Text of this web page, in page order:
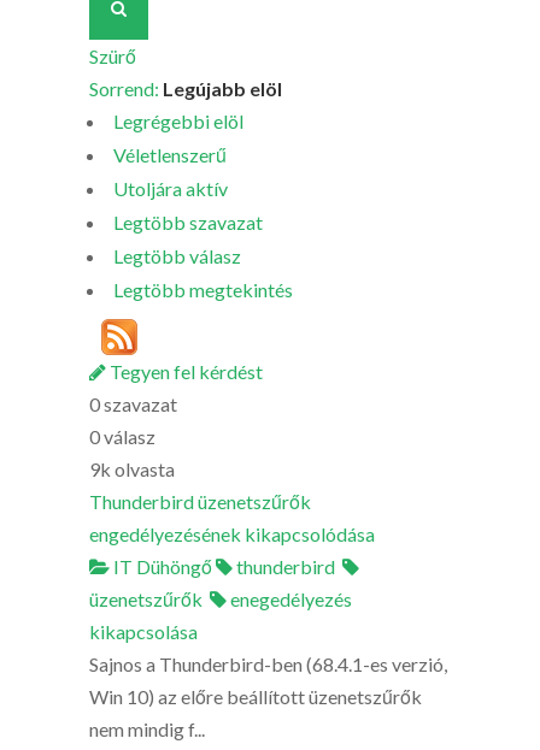
Szürő
Sorrend: Legújabb elöl
Legrégebbi elöl
Véletlenszerű
Utoljára aktív
Legtöbb szavazat
Legtöbb válasz
Legtöbb megtekintés
Tegyen fel kérdést
0szavazat
0válasz
9k olvasta
Thunderbird üzenetszűrők
engedélyezésének kikapcsolódása
IT Dühöngő
thunderbird
üzenetszűrők
enegedélyezés
kikapcsolása
Sajnos a Thunderbird-ben (68.4.1-es verzió,
Win 10) az előre beállított üzenetszűrők
nem mindig f...